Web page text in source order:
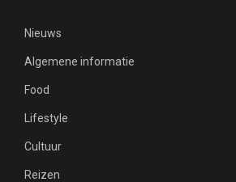
Nieuws
Algemene informatie
Food
Lifestyle
Cultuur
Reizen